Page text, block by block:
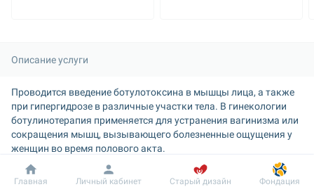
Описание услуги
Проводится введение ботулотоксина в мышцы лица, а также
при гипергидрозе в различные участки тела. В гинекологии
ботулинотерапия применяется для устранения вагинизма или
сокращения мышц, вызывающего болезненные ощущения у
женщин во время полового акта.
Продолжительность услуги:
30 минут
Добробут Информация Пациенту
Главная Личный кабинет Старый дизайн Фондация